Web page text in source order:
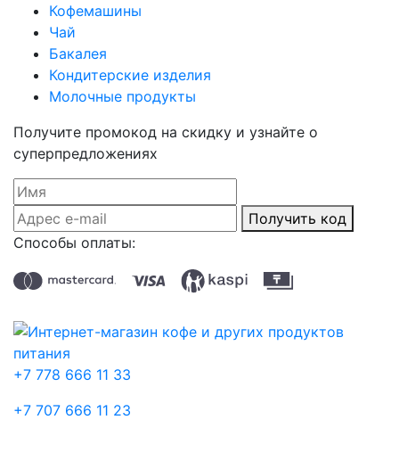
Кофемашины
Чай
Бакалея
Кондитерские изделия
Молочные продукты
Получите промокод на скидку и узнайте о
суперпредложениях
Получить код
Способы оплаты:
+7 778 666 11 33
+7 707 666 11 23